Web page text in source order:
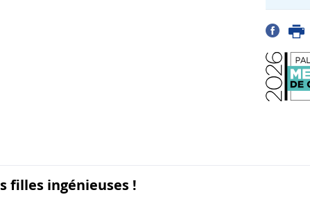
filles ingénieuses !